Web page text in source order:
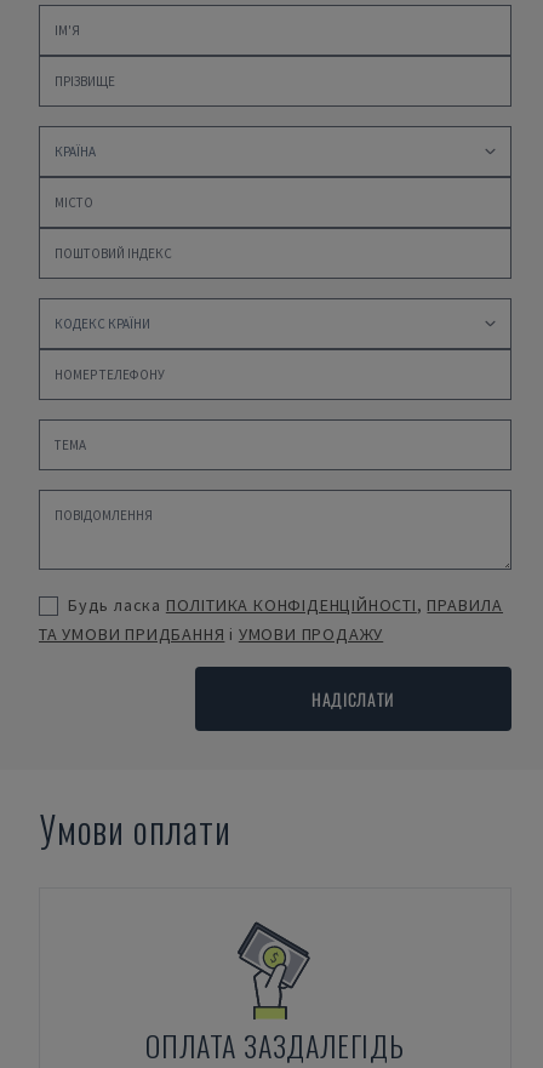
Будь ласка ПОЛІТИКА КОНФІДЕНЦІЙНОСТІ, ПРАВИЛА
ТА УМОВИ ПРИДБАННЯ і УМОВИ ПРОДАЖУ
НАДІСЛАТИ
Умови оплати
ОПЛАТА ЗАЗДАЛЕГІДЬ